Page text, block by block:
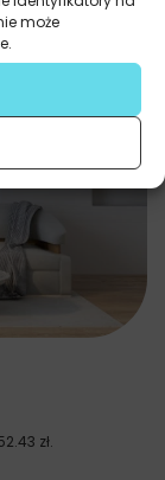
może
zł.